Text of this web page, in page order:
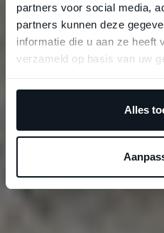
partners voor social media,
partners kunnen deze
informatie die u aan ze heeft
verzameld op basis van uw
Alles